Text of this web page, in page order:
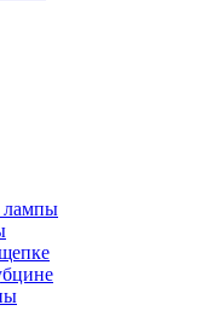
лампы